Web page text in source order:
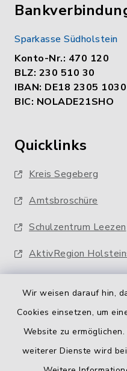
Wir weisen darauf hin,
Cookies einsetzen, um
Website zu
weiterer Dienste wird
Sparkasse Südholstein
Konto-Nr.: 470 120
BLZ: 230 510 30
IBAN: DE18 2305
BIC: NOLADE21SHO
Quicklinks
Kreis Segeberg
Amtsbroschüre
Schulzentrum Leezen
AktivRegion